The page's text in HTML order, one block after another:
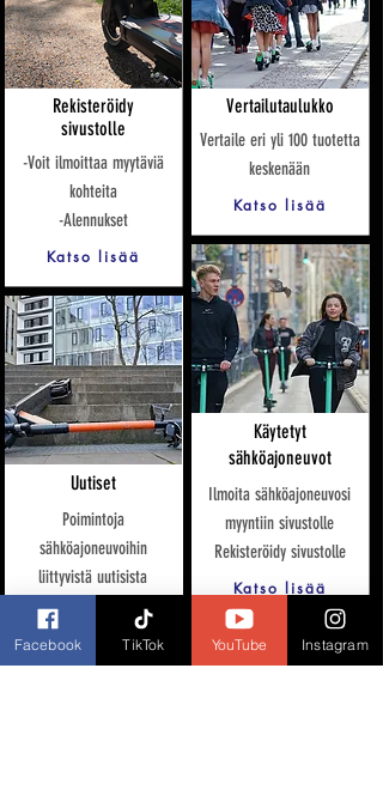
Rekisteröidy
sivustolle
-Voit ilmoittaa myytäviä
kohteita
-Alennukset
Katso lisää
Uutiset
Poimintoja
sähköajoneuvoihin
liittyvistä uutisista
Katso lisää
Vertailutaulukko
Vertaile eri yli 100 tuotetta
keskenään
Katso lisää
Käytetyt
sähköajoneuvot
Ilmoita sähköajoneuvosi
myyntiin sivustolle
Rekisteröidy sivustolle
Katso lisää
Facebook TikTok YouTube Instagram